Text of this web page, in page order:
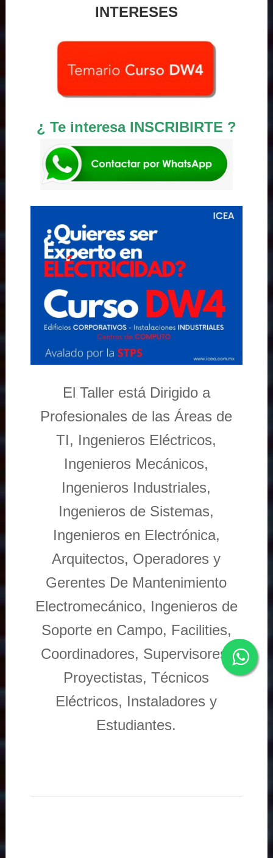
INTERESES
¿ Te interesa INSCRIBIRTE ?
El Taller está Dirigido a
Profesionales de las Áreas de
TI, Ingenieros Eléctricos,
Ingenieros Mecánicos,
Ingenieros Industriales,
Ingenieros de Sistemas,
Ingenieros en Electrónica,
Arquitectos, Operadores y
Gerentes De Mantenimiento
Electromecánico, Ingenieros de
Soporte en Campo, Facilities,
Coordinadores, Supervisores,
Proyectistas, Técnicos
Eléctricos, Instaladores y
Estudiantes.